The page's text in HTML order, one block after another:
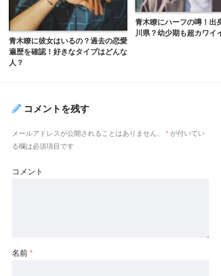
青木瞭に彼女はいるの？過去の恋愛
遍歴を確認！好きなタイプはどんな
人？
青木瞭にハーフの噂！出
川県？幼少期も超カワイ
コメントを残す
メールアドレスが公開されることはありません。 * が付いてい
る欄は必須項目です
コメント
名前 *